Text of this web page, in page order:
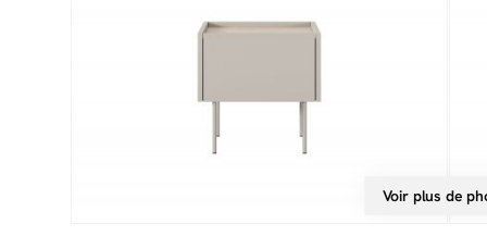
Voir plus de